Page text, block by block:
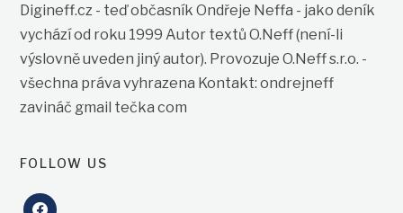
Digineff.cz - teď občasník Ondřeje Neffa - jako deník
vychází od roku 1999 Autor textů O.Neff (není-li
výslovně uveden jiný autor). Provozuje O.Neff s.r.o. -
všechna práva vyhrazena Kontakt: ondrejneff
zavináč gmail tečka com
FOLLOW US
facebook